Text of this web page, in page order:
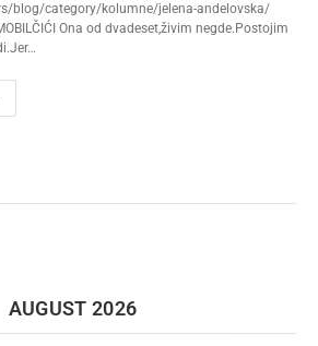
blog/category/kolumne/jelena-andelovska/
Ona od dvadeset,živim negde.Postojim
AUGUST 2026